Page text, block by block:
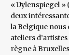
« Uylenspiegel »
deux
la Belgique nous
ateliers
règne à